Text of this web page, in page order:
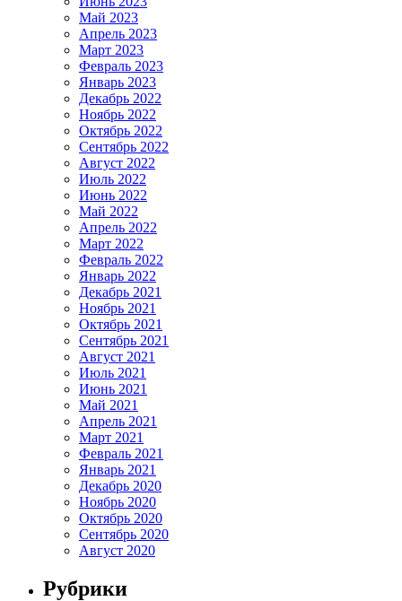
Май 2023
Апрель 2023
Март 2023
Февраль 2023
Январь 2023
Декабрь 2022
Ноябрь 2022
Октябрь 2022
Сентябрь 2022
Август 2022
Июль 2022
Июнь 2022
Май 2022
Апрель 2022
Март 2022
Февраль 2022
Январь 2022
Декабрь 2021
Ноябрь 2021
Октябрь 2021
Сентябрь 2021
Август 2021
Июль 2021
Июнь 2021
Май 2021
Апрель 2021
Март 2021
Февраль 2021
Январь 2021
Декабрь 2020
Ноябрь 2020
Октябрь 2020
Сентябрь 2020
Август 2020
Рубрики